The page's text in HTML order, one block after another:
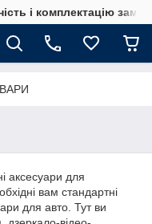
і комплектацію
аксесуари для
вам стандартні
для авто. Тут ви